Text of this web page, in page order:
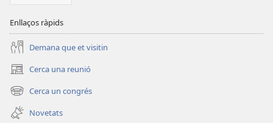
Enllaços ràpids
Demana que et visitin
Cerca una reunió
(obre
una
finestra
nova)
Cerca un congrés
(obre
una
finestra
Novetats